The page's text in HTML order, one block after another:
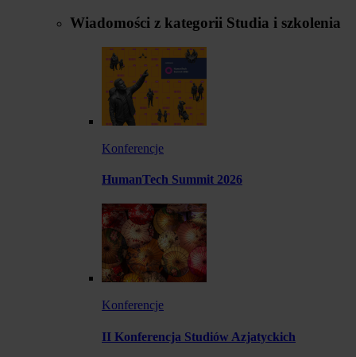
Wiadomości z kategorii Studia i szkolenia
Konferencje
HumanTech Summit 2026
Konferencje
II Konferencja Studiów Azjatyckich